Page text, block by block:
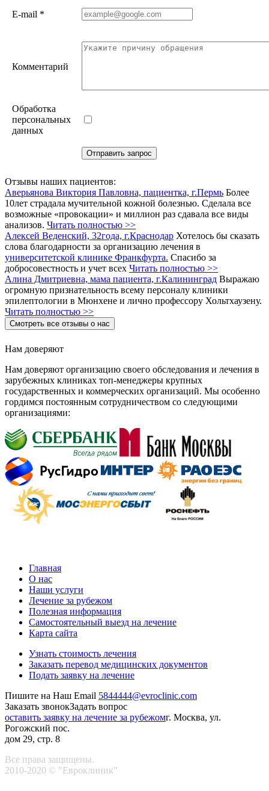
E-mail *
Комментарий
Обработка
персональных
данных
Отзывы наших пациентов:
Аверьянова Виктория Павловна, пациентка, г.Пермь Более
10лет страдала мучительной кожной болезнью. Сделала все
возможные «провокации» и миллион раз сдавала все виды
анализов. Читать полностью >>
Алексей Веденский, 32года, г.Краснодар Хотелось бы сказать
слова благодарности за организацию лечения в
университетской клинике Франкфурта. Спасибо за
добросовестность и учет всех Читать полностью >>
Алина Дмитриевна, мама пациента, г.Калининград Выражаю
огромную признательность всему персоналу клиники
эпилептологии в Мюнхене и лично профессору Хольтхаузену.
Читать полностью >>
Смотреть все отзывы о нас
Нам доверяют
Нам доверяют организацию своего обследования и лечения в
зарубежных клиниках топ-менеджеры крупных
государственных и коммерческих организаций. Мы особенно
гордимся постоянным сотрудничеством со следующими
организациями:
Главная
О нас
Наши услуги
Лечение за рубежом
Полезная информация
Самостоятельный выезд на лечение
Карта сайта
Узнать стоимость лечения
Заказать перевод медицинских документов
Подать заявку на лечение
Пишите на Наш Email 5844444@evroclinic.com
Заказать звонокЗадать вопрос
оставить заявку на лечение за рубежомг. Москва, ул.
Рогожский пос.
дом 29, стр. 8
Все права защищены.
2010-2020 © "Евроклиник"